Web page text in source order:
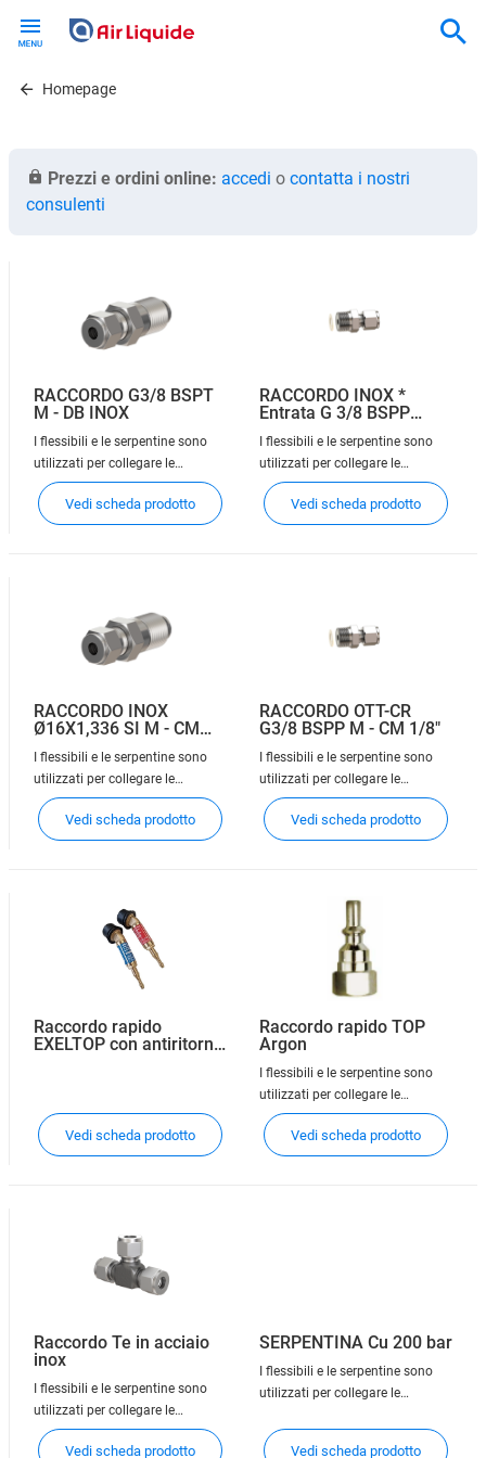
contentHomepage
Prezzi e ordini online: accedi o contatta i nostri
consulenti
RACCORDO G3/8 BSPT
M - DB INOX
I flessibili e le serpentine sono
utilizzati per collegare le
bombole oppure i pacchi
bombole alle centrali di
decompressione dei gas. Si
Vedi scheda prodotto
RACCORDO INOX *
Entrata G 3/8 BSPP
Maschio * Uscita doppio
anello
I flessibili e le serpentine sono
utilizzati per collegare le
bombole oppure i pacchi
bombole alle centrali di
decompressione dei gas. Si
Vedi scheda prodotto
RACCORDO INOX
Ø16X1,336 SI M - CM
6MM
I flessibili e le serpentine sono
utilizzati per collegare le
bombole oppure i pacchi
bombole alle centrali di
decompressione dei gas. Si
Vedi scheda prodotto
RACCORDO OTT-CR
G3/8 BSPP M - CM 1/8"
I flessibili e le serpentine sono
utilizzati per collegare le
bombole oppure i pacchi
bombole alle centrali di
decompressione dei gas. Si
Vedi scheda prodotto
Raccordo rapido
EXELTOP con antiritorno
Vedi scheda prodotto
Raccordo rapido TOP
Argon
I flessibili e le serpentine sono
utilizzati per collegare le
bombole oppure i pacchi
bombole alle centrali di
decompressione dei gas. Si
Vedi scheda prodotto
Raccordo Te in acciaio
inox
I flessibili e le serpentine sono
utilizzati per collegare le
bombole oppure i pacchi
bombole alle centrali di
Vedi scheda prodotto
SERPENTINA Cu 200 bar
I flessibili e le serpentine sono
utilizzati per collegare le
bombole alle centrali di
Vedi scheda prodotto